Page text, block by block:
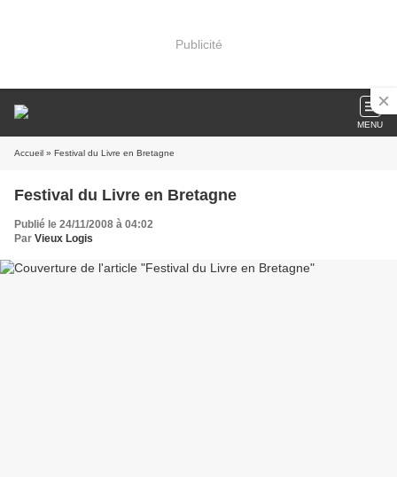
Publicité
MENU
Accueil » Festival du Livre en Bretagne
Festival du Livre en Bretagne
Publié le 24/11/2008 à 04:02
Par Vieux Logis